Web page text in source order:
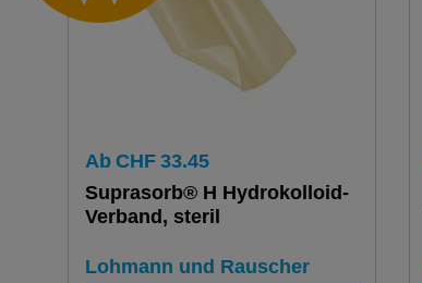
Ab CHF 33.45
Suprasorb® H Hydrokolloid-
Verband, steril
Lohmann und Rauscher